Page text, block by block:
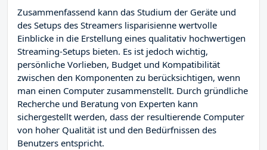
Zusammenfassend kann das Studium der Geräte und
des Setups des Streamers lisparisienne wertvolle
Einblicke in die Erstellung eines qualitativ hochwertigen
Streaming-Setups bieten. Es ist jedoch wichtig,
persönliche Vorlieben, Budget und Kompatibilität
zwischen den Komponenten zu berücksichtigen, wenn
man einen Computer zusammenstellt. Durch gründliche
Recherche und Beratung von Experten kann
sichergestellt werden, dass der resultierende Computer
von hoher Qualität ist und den Bedürfnissen des
Benutzers entspricht.